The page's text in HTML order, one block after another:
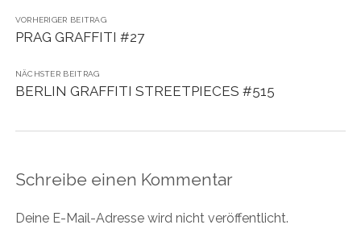
VORHERIGER BEITRAG
PRAG GRAFFITI #27
NÄCHSTER BEITRAG
BERLIN GRAFFITI STREETPIECES #515
Schreibe einen Kommentar
Deine E-Mail-Adresse wird nicht veröffentlicht.